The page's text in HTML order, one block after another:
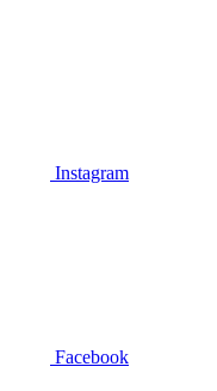
Instagram
Facebook